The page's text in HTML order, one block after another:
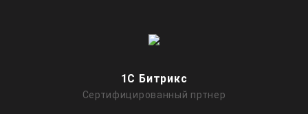
1C Битрикс
Сертифицированный пртнер